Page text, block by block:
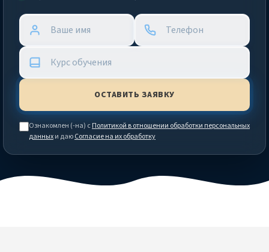
Ознакомлен (-на) сПолитикой в отношении обработки персональных
данныхи даюСогласие на их обработку